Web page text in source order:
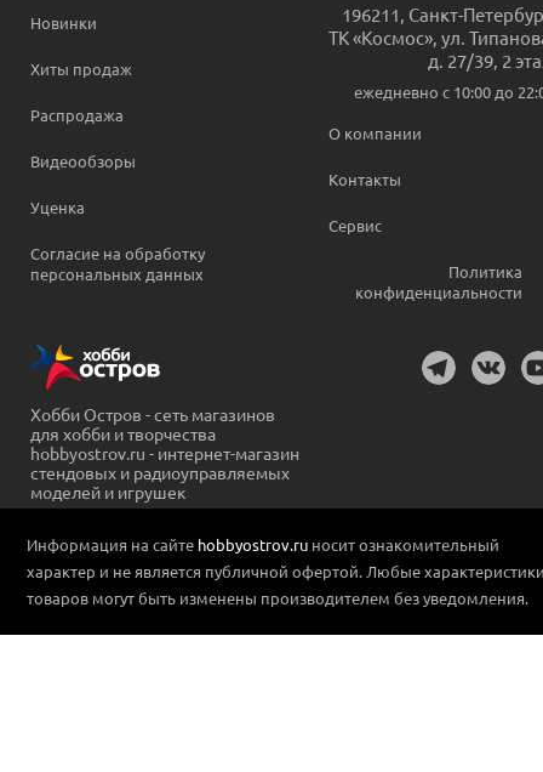
Новинки
Хиты продаж
Распродажа
Видеообзоры
Уценка
Согласие на обработку
персональных данных
196211 Санкт-
ТК «Космос», ул.
д. 27/39, 2
ежедневно c 10:00 до
О компании
Контакты
Сервис
Политика
конфиденциальности
Хобби Остров - сеть магазинов
для хобби и творчества
hobbyostrov.ru - интернет-магазин
стендовых и радиоуправляемых
моделей и игрушек
Информация на сайте hobbyostrov.ru носит ознакомительный
характер и не является публичной офертой. Любые
товаров могут быть изменены производителем без уведомления.